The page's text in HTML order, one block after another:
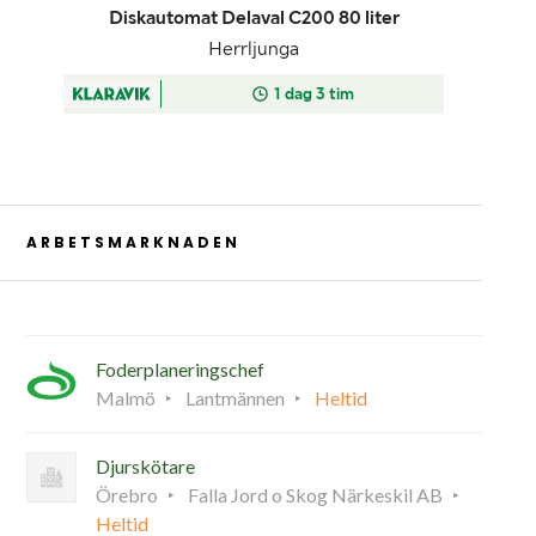
ARBETSMARKNADEN
Foderplaneringschef
Malmö
Lantmännen Heltid
Djurskötare
Örebro
Falla Jord o Skog Närkeskil AB
Heltid